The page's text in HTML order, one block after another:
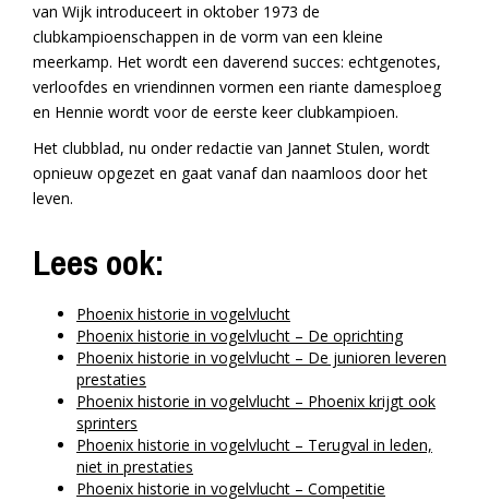
van Wijk introduceert in oktober 1973 de
clubkampioenschappen in de vorm van een kleine
meerkamp. Het wordt een daverend succes: echtgenotes,
verloofdes en vriendinnen vormen een riante damesploeg
en Hennie wordt voor de eerste keer clubkampioen.
Het clubblad, nu onder redactie van Jannet Stulen, wordt
opnieuw opgezet en gaat vanaf dan naamloos door het
leven.
Lees ook:
Phoenix historie in vogelvlucht
Phoenix historie in vogelvlucht – De oprichting
Phoenix historie in vogelvlucht – De junioren leveren
prestaties
Phoenix historie in vogelvlucht – Phoenix krijgt ook
sprinters
Phoenix historie in vogelvlucht – Terugval in leden,
niet in prestaties
Phoenix historie in vogelvlucht – Competitie